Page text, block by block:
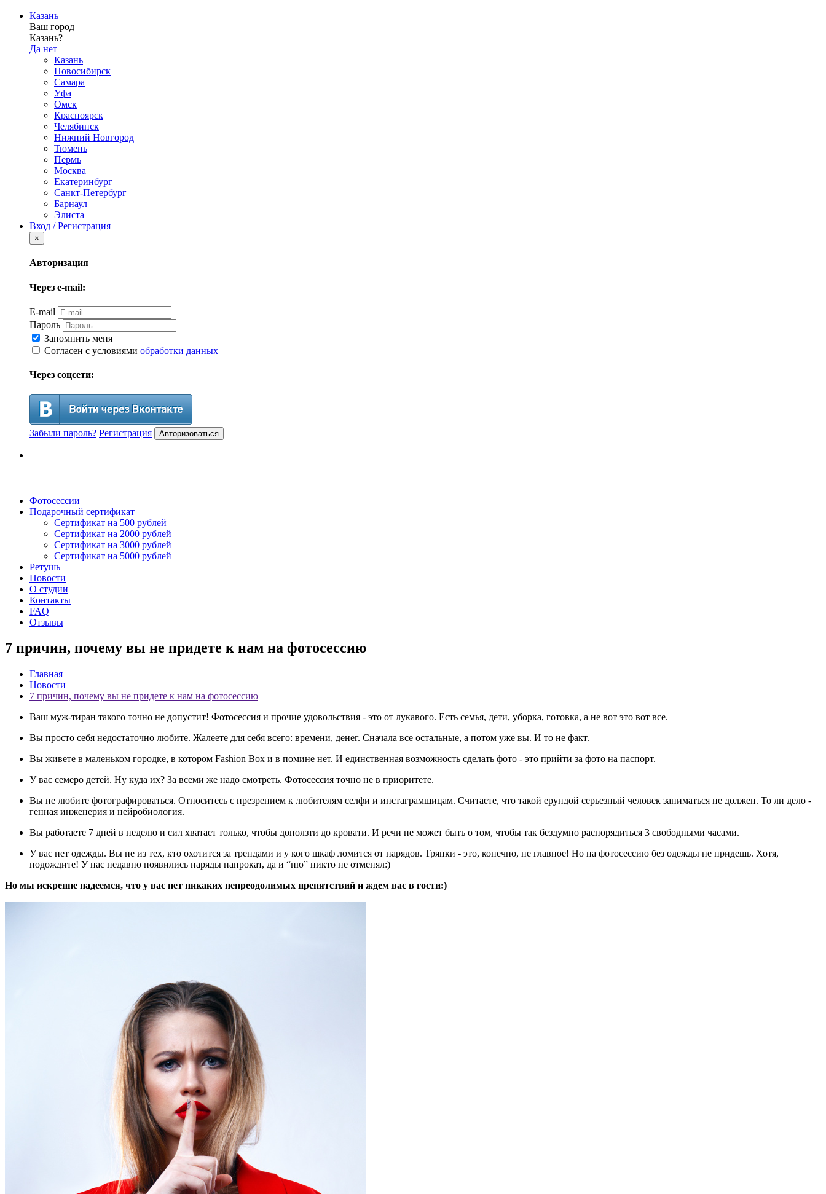
Казань
Ваш город
Казань?
Да нет
Казань
Новосибирск
Самара
Уфа
Омск
Красноярск
Челябинск
Нижний Новгород
Тюмень
Пермь
Москва
Екатеринбург
Санкт-Петербург
Барнаул
Элиста
Вход / Регистрация
×
Авторизация
Через e-mail:
E-mail
Пароль
Запомнить меня
Согласен с условиями обработки данных
Через соцсети:
Забыли пароль? Регистрация Авторизоваться
Фотосессии
Подарочный сертификат
Сертификат на 500 рублей
Сертификат на 2000 рублей
Сертификат на 3000 рублей
Сертификат на 5000 рублей
Ретушь
Новости
О студии
Контакты
FAQ
Отзывы
7 причин, почему вы не придете к нам на фотосессию
Главная
Новости
7 причин, почему вы не придете к нам на фотосессию
Ваш муж-тиран такого точно не допустит! Фотосессия и прочие удовольствия - это от лукавого. Есть семья, дети, уборка, готовка, а не вот это вот все.
Вы просто себя недостаточно любите. Жалеете для себя всего: времени, денег. Сначала все остальные, а потом уже вы. И то не факт.
Вы живете в маленьком городке, в котором Fashion Box и в помине нет. И единственная возможность сделать фото - это прийти за фото на паспорт.
У вас семеро детей. Ну куда их? За всеми же надо смотреть. Фотосессия точно не в приоритете.
Вы не любите фотографироваться. Относитесь с презрением к любителям селфи и инстаграмщицам. Считаете, что такой ерундой серьезный человек заниматься не должен. То ли дело -
генная инженерия и нейробиология.
Вы работаете 7 дней в неделю и сил хватает только, чтобы доползти до кровати. И речи не может быть о том, чтобы так бездумно распорядиться 3 свободными часами.
У вас нет одежды. Вы не из тех, кто охотится за трендами и у кого шкаф ломится от нарядов. Тряпки - это, конечно, не главное! Но на фотосессию без одежды не придешь. Хотя,
подождите! У нас недавно появились наряды напрокат, да и “ню” никто не отменял:)
Но мы искренне надеемся, что у вас нет никаких непреодолимых препятствий и ждем вас в гости:)